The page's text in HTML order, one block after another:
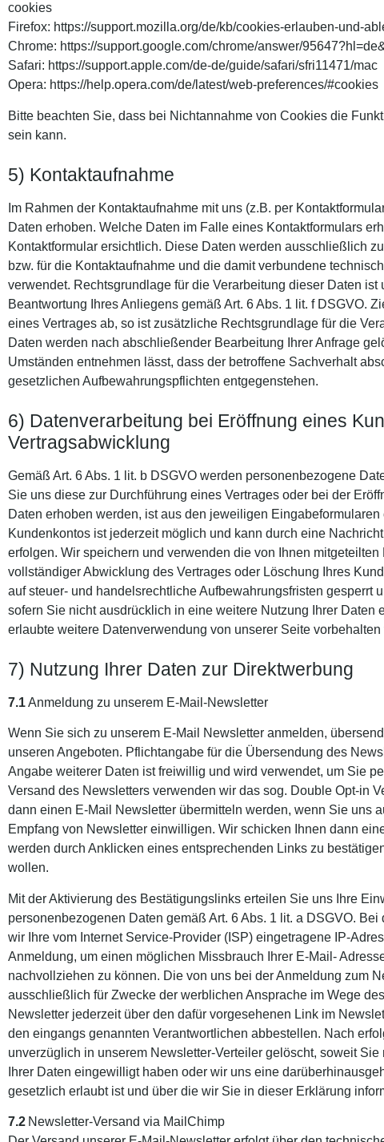
cookies
Firefox: https://support.mozilla.org/de/kb/cookies-erlauben-und-
Chrome: https://support.google.com/chrome/answer/
Safari: https://support.apple.com/de-de/guide/safari/sfri11471/mac
Opera: https://help.opera.com/de/latest/web-preferences/#cookies
Bitte beachten Sie, dass bei Nichtannahme von Cookies die
sein kann.
5) Kontaktaufnahme
Im Rahmen der Kontaktaufnahme mit uns (z.B. per
Daten erhoben. Welche Daten im Falle eines Kontaktformulars
Kontaktformular ersichtlich. Diese Daten werden ausschließlich
bzw. für die Kontaktaufnahme und die damit verbundene
verwendet. Rechtsgrundlage für die Verarbeitung dieser Daten ist
Beantwortung Ihres Anliegens gemäß Art. 6 Abs. 1 lit. f DSGVO.
eines Vertrages ab, so ist zusätzliche Rechtsgrundlage für die
Daten werden nach abschließender Bearbeitung Ihrer Anfrage
Umständen entnehmen lässt, dass der betroffene Sachverhalt
gesetzlichen Aufbewahrungspflichten entgegenstehen.
6) Datenverarbeitung bei Eröffnung eines
Vertragsabwicklung
Gemäß Art. 6 Abs. 1 lit. b DSGVO werden personenbezogene
Sie uns diese zur Durchführung eines Vertrages oder bei der
Daten erhoben werden, ist aus den jeweiligen
Kundenkontos ist jederzeit möglich und kann durch eine
erfolgen. Wir speichern und verwenden die von Ihnen
vollständiger Abwicklung des Vertrages oder Löschung Ihres
auf steuer- und handelsrechtliche Aufbewahrungsfristen gesperrt
sofern Sie nicht ausdrücklich in eine weitere Nutzung Ihrer Daten
erlaubte weitere Datenverwendung von unserer Seite vorbehalten
7) Nutzung Ihrer Daten zur Direktwerbung
7.1Anmeldung zu unserem E-Mail-Newsletter
Wenn Sie sich zu unserem E-Mail Newsletter anmelden,
unseren Angeboten. Pflichtangabe für die Übersendung des
Angabe weiterer Daten ist freiwillig und wird verwendet, um Sie
Versand des Newsletters verwenden wir das sog. Double Opt-in
dann einen E-Mail Newsletter übermitteln werden, wenn Sie uns
Empfang von Newsletter einwilligen. Wir schicken Ihnen dann
werden durch Anklicken eines entsprechenden Links zu
wollen.
Mit der Aktivierung des Bestätigungslinks erteilen Sie uns Ihre
personenbezogenen Daten gemäß Art. 6 Abs. 1 lit. a DSGVO.
wir Ihre vom Internet Service-Provider (ISP) eingetragene IP-
Anmeldung, um einen möglichen Missbrauch Ihrer E-Mail-
nachvollziehen zu können. Die von uns bei der Anmeldung zum
ausschließlich für Zwecke der werblichen Ansprache im Wege
Newsletter jederzeit über den dafür vorgesehenen Link im
den eingangs genannten Verantwortlichen abbestellen. Nach
unverzüglich in unserem Newsletter-Verteiler gelöscht, soweit
Ihrer Daten eingewilligt haben oder wir uns eine
gesetzlich erlaubt ist und über die wir Sie in dieser Erklärung
7.2 Newsletter-Versand via MailChimp